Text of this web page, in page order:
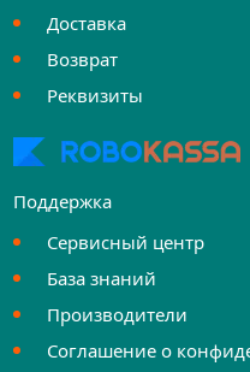
Доставка
Возврат
Реквизиты
Поддержка
Сервисный центр
База знаний
Производители
Соглашение о